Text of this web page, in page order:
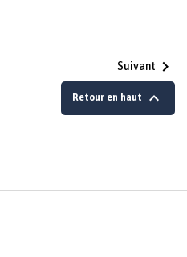
Suivant 
Retour en haut 